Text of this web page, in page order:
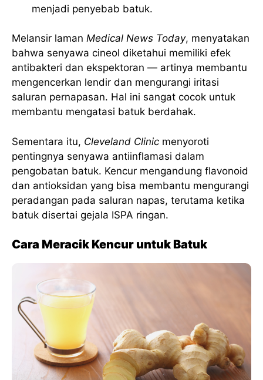
menjadi penyebab batuk.
Melansir laman Medical News Today, menyatakan
bahwa senyawa cineol diketahui memiliki efek
antibakteri dan ekspektoran — artinya membantu
mengencerkan lendir dan mengurangi iritasi
saluran pernapasan. Hal ini sangat cocok untuk
membantu mengatasi batuk berdahak.
Sementara itu, Cleveland Clinic menyoroti
pentingnya senyawa antiinflamasi dalam
pengobatan batuk. Kencur mengandung flavonoid
dan antioksidan yang bisa membantu mengurangi
peradangan pada saluran napas, terutama ketika
batuk disertai gejala ISPA ringan.
Cara Meracik Kencur untuk Batuk